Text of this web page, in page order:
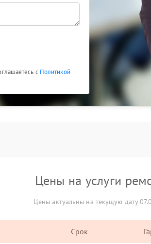
с Политикой
Цены на услуги
Цены актуальны на текущую дату
Срок